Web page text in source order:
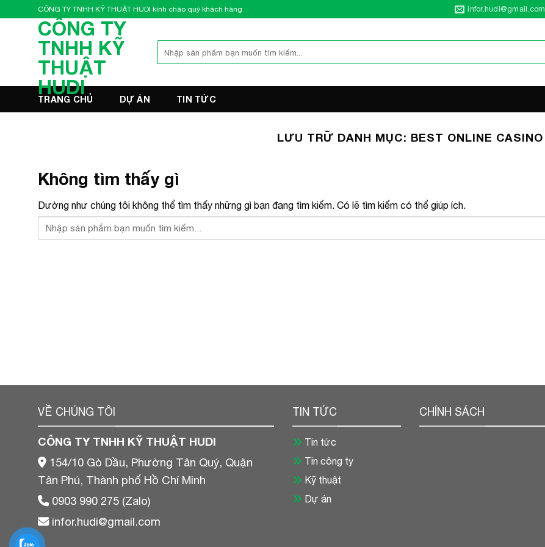
qua
CÔNG TY TNHH KỸ THUẬT HUDI kính chào quý khách hàng infor.hudi@gmail.com
CÔNG TY
TNHH KỸ
THUẬT
HUDI
kiếm:
TRANG CHỦ DỰ ÁN TIN TỨC
LƯU TRỮ DANH MỤC: BEST ONLINE CASINO
Không tìm thấy gì
Dường như chúng tôi không thể tìm thấy những gì bạn đang tìm kiếm. Có lẽ tìm kiếm có thể giúp ích.
VỀ CHÚNG TÔI
CÔNG TY TNHH KỸ THUẬT HUDI
154/10 Gò Dầu, Phường Tân Quý, Quận
Tân Phú, Thành phố Hồ Chí Minh
0903 990 275 (Zalo)
infor.hudi@gmail.com
TIN TỨC
Tin tức
Tin công ty
Kỹ thuật
Dự án
CHÍNH SÁCH